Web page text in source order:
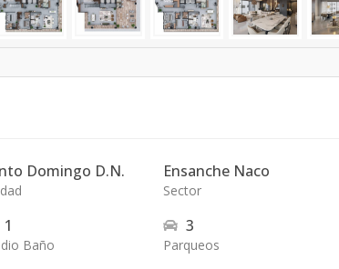
Domingo D.N. Ensanche Naco
Sector
1
Baño
3
Parqueos